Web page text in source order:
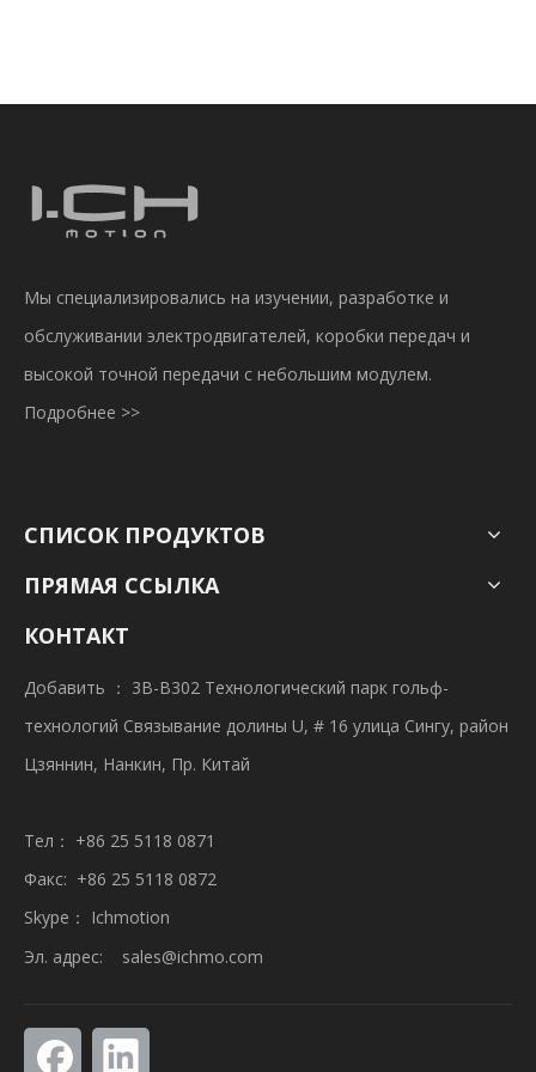
Мы специализировались на изучении, разработке и
обслуживании электродвигателей, коробки передач и
высокой точной передачи с небольшим модулем.
Подробнее >>
СПИСОК ПРОДУКТОВ
ПРЯМАЯ ССЫЛКА
КОНТАКТ
Добавить ： 3B-B302 Технологический парк гольф-
технологий Связывание долины U, # 16 улица Сингу, район
Цзяннин, Нанкин, Пр. Китай
Тел： +86 25 5118 0871
Факс: +86 25 5118 0872
Skype： Ichmotion
Эл. адрес: sales@ichmo.com